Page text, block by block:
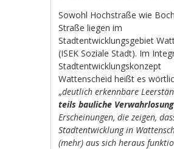
Sowohl Hochstraße wie
Straße liegen im
Stadtentwicklungsgebiet
(ISEK Soziale Stadt). Im
Stadtentwicklungskonzept
Wattenscheid heißt es
„deutlich erkennbare
teils bauliche Verwahrlosung
Erscheinungen, die zeigen,
Stadtentwicklung in
(mehr) aus sich heraus